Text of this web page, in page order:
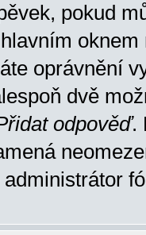
pokud
oknem
oprávnění
dvě
odpověď.